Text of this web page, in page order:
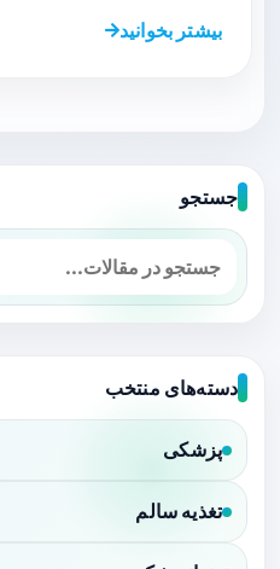
بیشتر بخوانید
جستجو
دسته‌های منتخب
پزشکی
تغذیه سالم